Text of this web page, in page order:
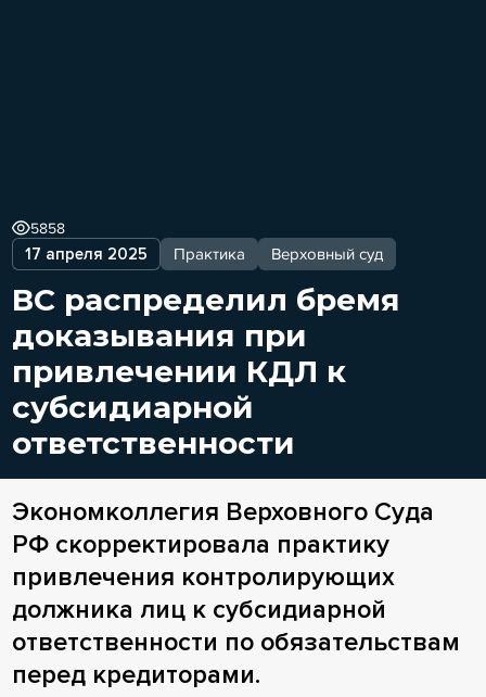
17 апреля 2025 Практика Верховный суд
5858
ВС распределил бремя
доказывания при
привлечении КДЛ к
субсидиарной
ответственности
Экономколлегия Верховного Суда
РФ скорректировала практику
привлечения контролирующих
должника лиц к субсидиарной
ответственности по обязательствам
перед кредиторами.